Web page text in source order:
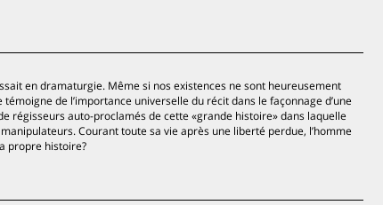
en dramaturgie. Même si nos existences ne sont heureusement
de l’importance universelle du récit dans le façonnage d’une
régisseurs auto-proclamés de cette «grande histoire» dans laquelle
Courant toute sa vie après une liberté perdue, l’homme
propre histoire?